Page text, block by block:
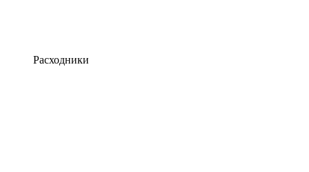
Расходники